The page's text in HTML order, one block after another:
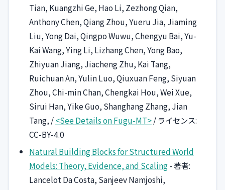
Tian, Kuangzhi Ge, Hao Li, Zezhong Qian,
Anthony Chen, Qiang Zhou, Yueru Jia, Jiaming
Liu, Yong Dai, Qingpo Wuwu, Chengyu Bai, Yu-
Kai Wang, Ying Li, Lizhang Chen, Yong Bao,
Zhiyuan Jiang, Jiacheng Zhu, Kai Tang,
Ruichuan An, Yulin Luo, Qiuxuan Feng, Siyuan
Zhou, Chi-min Chan, Chengkai Hou, Wei Xue,
Sirui Han, Yike Guo, Shanghang Zhang, Jian
Tang, /<See Details on Fugu-MT>/ ライセンス:
CC-BY-4.0
Natural Building Blocks for Structured World
Models: Theory, Evidence, and Scaling- 著者:
Lancelot Da Costa, Sanjeev Namjoshi,